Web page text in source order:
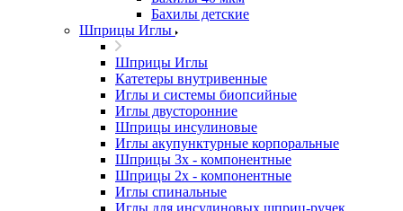
Бахилы детские
Шприцы Иглы
Шприцы Иглы
Катетеры внутривенные
Иглы и системы биопсийные
Иглы двусторонние
Шприцы инсулиновые
Иглы акупунктурные корпоральные
Шприцы 3х - компонентные
Шприцы 2х - компонентные
Иглы спинальные
Иглы для инсулиновых шприц-ручек